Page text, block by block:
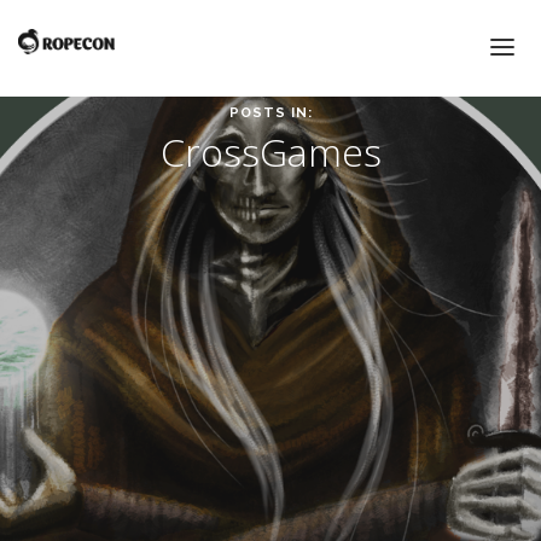
ETUSIVU
ROPECON 2016
ROPECON
ROPECON 2016
KUNNIAVIERAAT
MYYNTIALUE
KIRPPUTORI
KULTAINEN LOHIKÄÄRME JA VUODEN PELITEKO -
PALKINNOT
PIENI ROOLIPELISANASTO
POSTS IN:
CrossGames